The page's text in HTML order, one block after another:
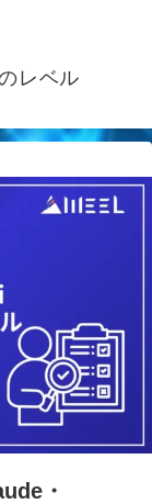
レベル
・